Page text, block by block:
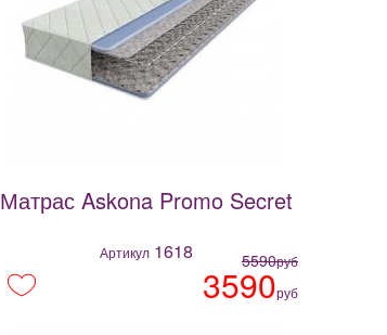
Матрас Askona Promo Secret
Артикул 1618 5590руб
3590руб